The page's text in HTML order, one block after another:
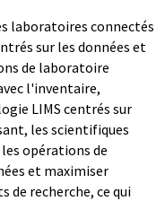
laboratoires connectés
sur les données et
de laboratoire
l'inventaire,
LIMS centrés sur
les scientifiques
opérations de
et maximiser
de recherche, ce qui